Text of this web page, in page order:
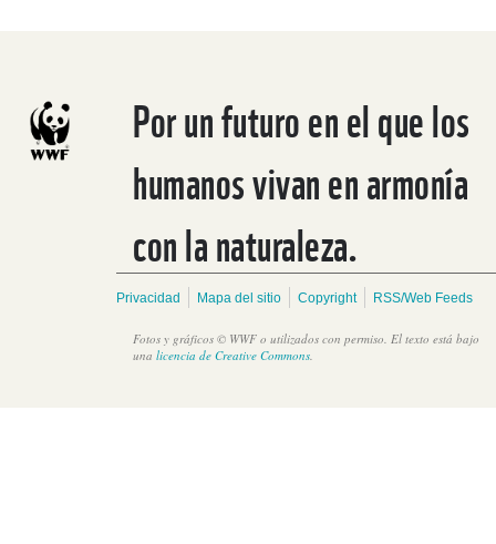
Por un futuro en el que los
humanos vivan en armonía
con la naturaleza.
Privacidad Mapa del sitio Copyright RSS/Web Feeds
Fotos y gráficos © WWF o utilizados con permiso. El texto está bajo
una licencia de Creative Commons.